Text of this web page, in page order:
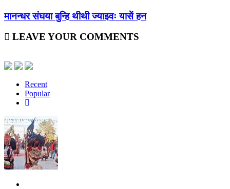
मानन्धर संघया बुन्हि थीथी ज्याझ्वः यासें हन
LEAVE YOUR COMMENTS
Recent
Popular